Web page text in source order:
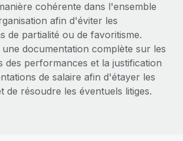
cohérente dans l'ensemble
afin d'éviter les
de partialité ou de favoritisme.
documentation complète sur les
des performances et la justification
de salaire afin d'étayer les
de résoudre les éventuels litiges.